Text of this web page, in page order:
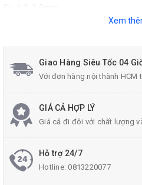
TX(*): T2,T3,T4,T5,T6
Liên hệ Tư vấn và Mua sản phẩm :
Zalo: 096.532.4060
Xem
Giao Hàng Siêu Tốc 04
Với đơn hàng nội thành HCM
GIÁ CẢ HỢP LÝ
Giá cả đi đôi với chất lượng
Hỗ trợ 24/7
Hotline:0813220077